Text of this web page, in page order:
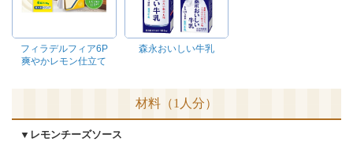
フィラデルフィア6P
爽やかレモン仕立て
森永おいしい牛乳
材料（1人分）
▼レモンチーズソース